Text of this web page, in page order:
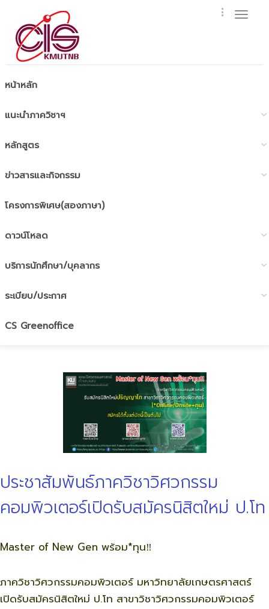
หน้าหลัก
แนะนำภาควิชาฯ
หลักสูตร
ข่าวสารและกิจกรรม
โครงการพิเศษ(สองภาษา)
ดาวน์โหลด
บริการนักศึกษา/บุคลากร
ระเบียบ/ประกาศ
CS Greenoffice
ประชาสัมพันธ์ภาควิชาวิศวกรรม
คอมพิวเตอร์เปิดรับสมัครนิสิตใหม่ ป.โท
Master of New Gen พร้อม*ทุน‼️
ภาควิชาวิศวกรรมคอมพิวเตอร์ มหาวิทยาลัยเกษตรศาสตร์
เปิดรับสมัครนิสิตใหม่ ป.โท สาขาวิชาวิศวกรรมคอมพิวเตอร์